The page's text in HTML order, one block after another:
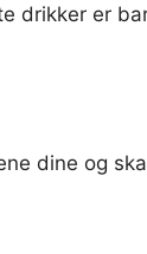
drikker er
dine og